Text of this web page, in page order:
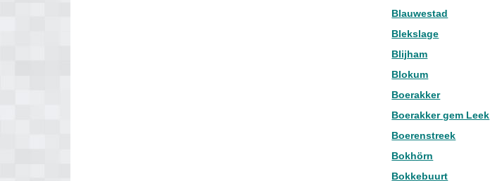
Blauwestad
Blekslage
Blijham
Blokum
Boerakker
Boerakker gem Leek
Boerenstreek
Bokhörn
Bokkebuurt